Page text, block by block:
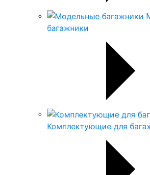
багажники
Комплектующие для